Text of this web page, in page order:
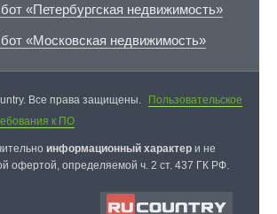
«Петербургская недвижимость»
«Московская недвижимость»
Все права защищены.
Пользовательское
к ПО
информационный характер и не
офертой, определяемой ч. 2 ст. 437 ГК РФ.